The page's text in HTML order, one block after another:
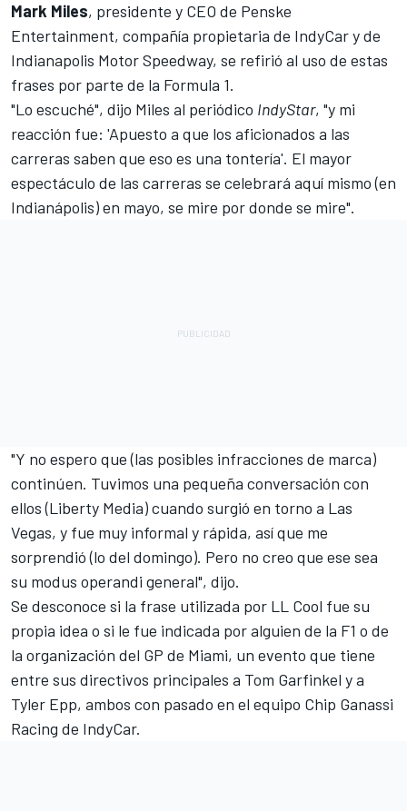
Mark Miles, presidente y CEO de Penske
Entertainment, compañía propietaria de IndyCar y de
Indianapolis Motor Speedway, se refirió al uso de estas
frases por parte de la Formula 1.
"Lo escuché", dijo Miles al periódico IndyStar, "y mi
reacción fue: 'Apuesto a que los aficionados a las
carreras saben que eso es una tontería'. El mayor
espectáculo de las carreras se celebrará aquí mismo (en
Indianápolis) en mayo, se mire por donde se mire".
"Y no espero que (las posibles infracciones de marca)
continúen. Tuvimos una pequeña conversación con
ellos (Liberty Media) cuando surgió en torno a Las
Vegas, y fue muy informal y rápida, así que me
sorprendió (lo del domingo). Pero no creo que ese sea
su modus operandi general", dijo.
Se desconoce si la frase utilizada por LL Cool fue su
propia idea o si le fue indicada por alguien de la F1 o de
la organización del GP de Miami, un evento que tiene
entre sus directivos principales a Tom Garfinkel y a
Tyler Epp, ambos con pasado en el equipo Chip Ganassi
Racing de IndyCar.